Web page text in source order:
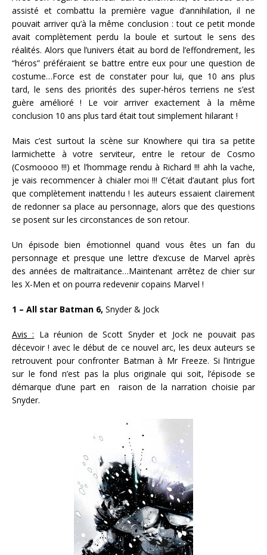
assisté et combattu la première vague d’annihilation, il ne
pouvait arriver qu’à la même conclusion : tout ce petit monde
avait complètement perdu la boule et surtout le sens des
réalités. Alors que l’univers était au bord de l’effondrement, les
“héros” préféraient se battre entre eux pour une question de
costume…Force est de constater pour lui, que 10 ans plus
tard, le sens des priorités des super-héros terriens ne s’est
guère amélioré ! Le voir arriver exactement à la même
conclusion 10 ans plus tard était tout simplement hilarant !
Mais c’est surtout la scène sur Knowhere qui tira sa petite
larmichette à votre serviteur, entre le retour de Cosmo
(Cosmoooo !!!) et l’hommage rendu à Richard !!! ahh la vache,
je vais recommencer à chialer moi !!! C’était d’autant plus fort
que complètement inattendu ! les auteurs essaient clairement
de redonner sa place au personnage, alors que des questions
se posent sur les circonstances de son retour.
Un épisode bien émotionnel quand vous êtes un fan du
personnage et presque une lettre d’excuse de Marvel après
des années de maltraitance…Maintenant arrêtez de chier sur
les X-Men et on pourra redevenir copains Marvel !
1 – All star Batman 6, Snyder & Jock
Avis : La réunion de Scott Snyder et Jock ne pouvait pas
décevoir ! avec le début de ce nouvel arc, les deux auteurs se
retrouvent pour confronter Batman à Mr Freeze. Si l’intrigue
sur le fond n’est pas la plus originale qui soit, l’épisode se
démarque d’une part en raison de la narration choisie par
Snyder.